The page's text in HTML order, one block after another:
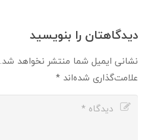
دیدگاهتان را بنویسید
نشانی ایمیل شما منتشر نخواهد شد.
علامت‌گذاری شده‌اند*